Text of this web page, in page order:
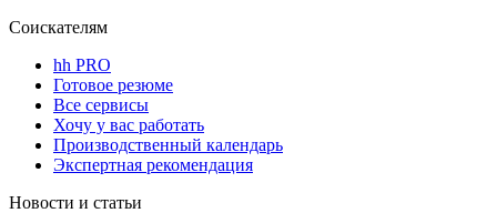
Соискателям
hh PRO
Готовое резюме
Все сервисы
Хочу у вас работать
Производственный календарь
Экспертная рекомендация
Новости и статьи